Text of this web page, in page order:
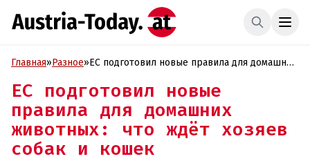
Главная»Разное»ЕС подготовил новые правила для домашних
ЕС подготовил новые
правила для домашних
животных: что ждёт хозяев
собак и кошек